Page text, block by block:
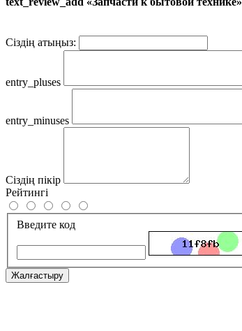
Сіздің атыңыз:
entry_pluses
entry_minuses
Сіздің пікір
Рейтингі
Введите код
Жалғастыру